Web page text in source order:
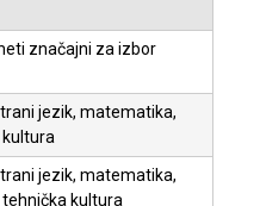
značajni za izbor
jezik, matematika,
jezik, matematika,
kultura